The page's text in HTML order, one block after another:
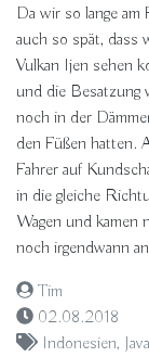
Da wir so lange
auch so spät, dass
Vulkan Ijen sehen
und die Besatzung
noch in der
den Füßen hatten.
Fahrer auf
in die gleiche
Wagen und kamen
noch irgendwann
Tim
02.08.2018
Indonesien, Java